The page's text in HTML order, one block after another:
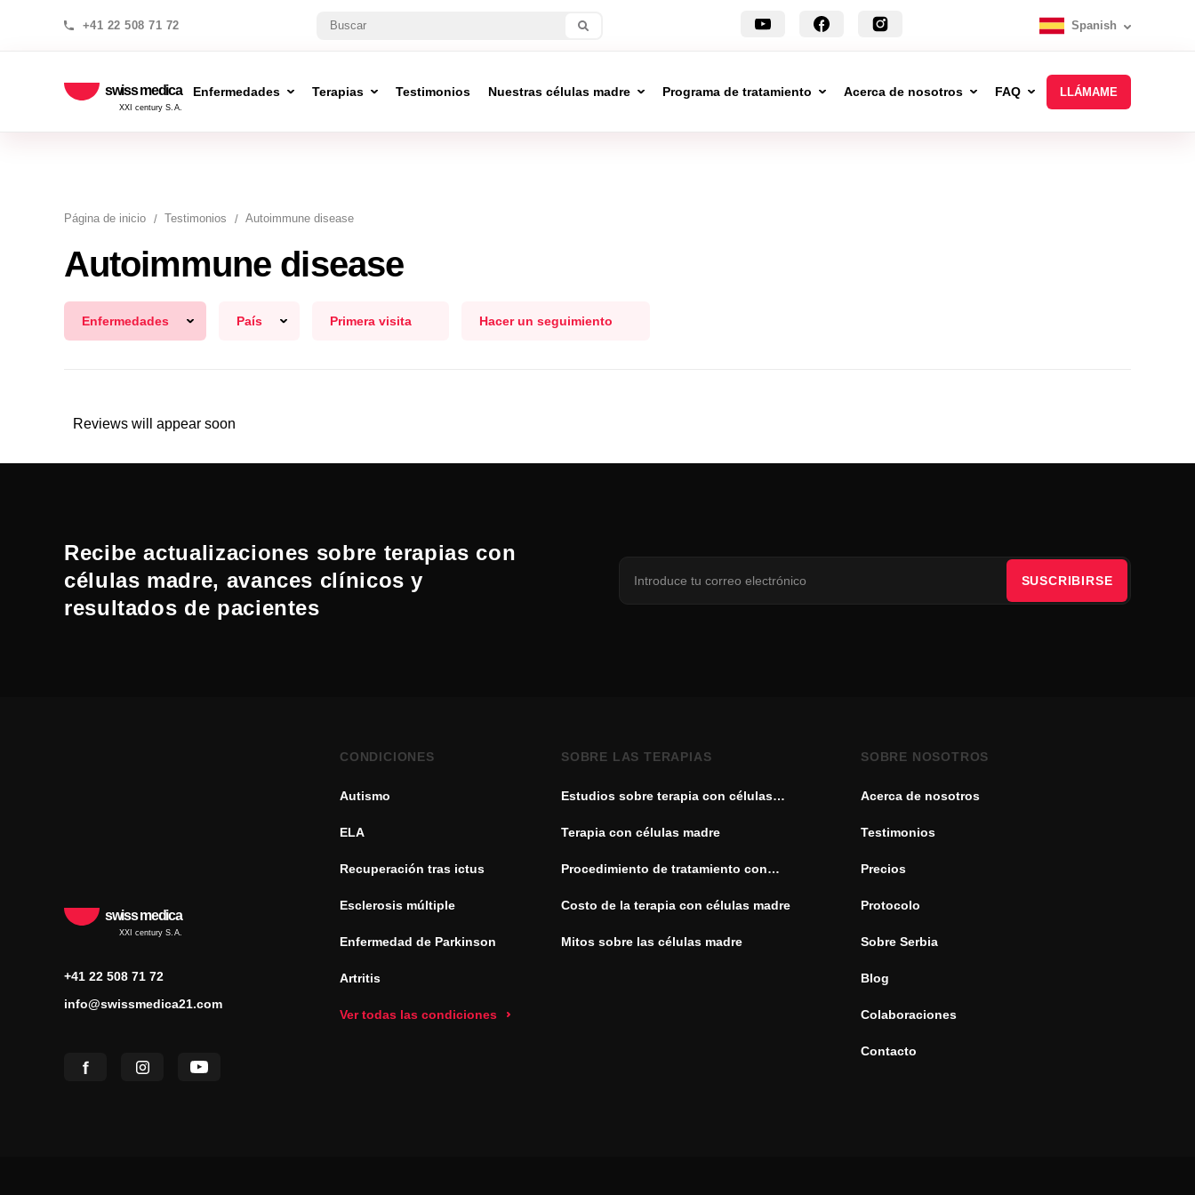
+41 22 508 71 72 Spanish
swiss medica
XXI century S.A.
Enfermedades Terapias Testimonios Nuestras células madre Programa de tratamiento Acerca de nosotros FAQ LLÁMAME
Página de inicio Testimonios Autoimmune disease
Autoimmune disease
Enfermedades País Primera visita Hacer un seguimiento
Reviews will appear soon
Recibe actualizaciones sobre terapias con
células madre, avances clínicos y
resultados de pacientes
SUSCRIBIRSE
swiss medica
XXI century S.A.
+41 22 508 71 72
info@swissmedica21.com
CONDICIONES
Autismo
ELA
Recuperación tras ictus
Esclerosis múltiple
Enfermedad de Parkinson
Artritis
Ver todas las condiciones
SOBRE LAS TERAPIAS
Estudios sobre terapia con células
Terapia con células madre
Procedimiento de tratamiento con
Costo de la terapia con células madre
Mitos sobre las células madre
SOBRE NOSOTROS
Acerca de nosotros
Testimonios
Precios
Protocolo
Sobre Serbia
Blog
Colaboraciones
Contacto